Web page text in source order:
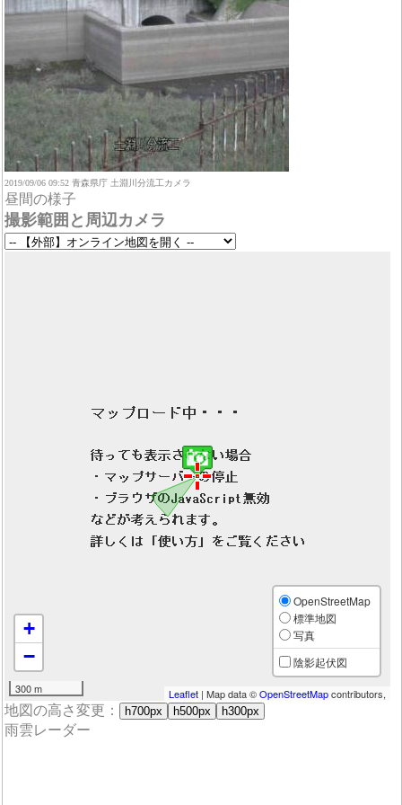
2019/09/06 09:52 青森県庁 土淵川分流工カメラ
昼間の様子
撮影範囲と周辺カメラ
+
−
300 m
OpenStreetMap
標準地図
写真
陰影起伏図
Leaflet | Map data ©OpenStreetMapcontributors,
地図の高さ変更： h700px h500px h300px
雨雲レーダー